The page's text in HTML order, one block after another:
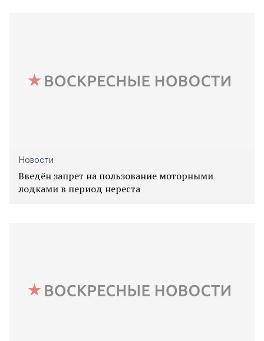
Новости
Введён запрет на пользование моторными
лодками в период нереста